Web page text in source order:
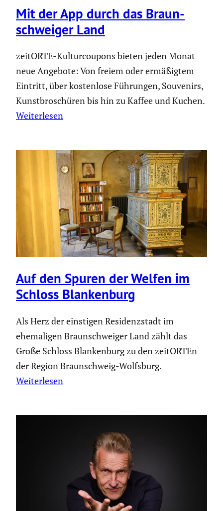
Mit der App durch das Braun­
schweiger Land
zeitORTE-Kulturcoupons bieten jeden Monat
neue Angebote: Von freiem oder ermäßigtem
Eintritt, über kostenlose Führungen, Souvenirs,
Kunstbroschüren bis hin zu Kaffee und Kuchen.
Weiterlesen
Auf den Spuren der Welfen im
Schloss Blanken­burg
Als Herz der einstigen Residenzstadt im
ehemaligen Braunschweiger Land zählt das
Große Schloss Blankenburg zu den zeitORTEn
der Region Braunschweig-Wolfsburg.
Weiterlesen